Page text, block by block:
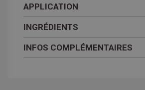
APPLICATION
INGRÉDIENTS
INFOS COMPLÉMENTAIRES